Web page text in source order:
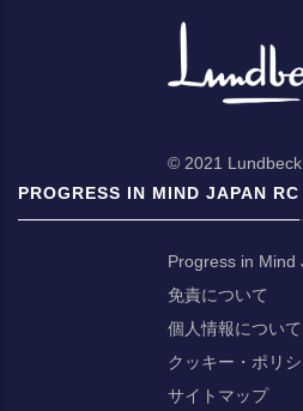
© 2021
PROGRESS IN MIND JAPAN RC
Progress in Mind
免責について
個人情報について
クッキー・ポリ
サイトマップ